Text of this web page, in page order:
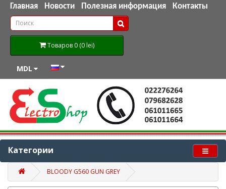
Главная Новости Полезная информация Контакты
Товаров 0 (0 lei)
MDL
Категории
BLOODY G560 GUN GREY